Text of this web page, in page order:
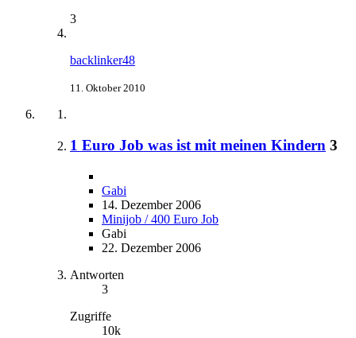
3
backlinker48
11. Oktober 2010
1 Euro Job was ist mit meinen Kindern 3
Gabi
14. Dezember 2006
Minijob / 400 Euro Job
Gabi
22. Dezember 2006
Antworten
3
Zugriffe
10k